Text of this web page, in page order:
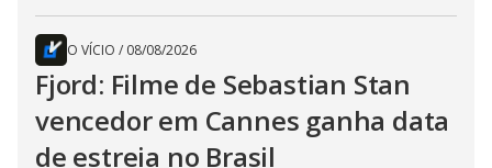
O VÍCIO / 08/08/2026
Fjord: Filme de Sebastian Stan
vencedor em Cannes ganha data
de estreia no Brasil